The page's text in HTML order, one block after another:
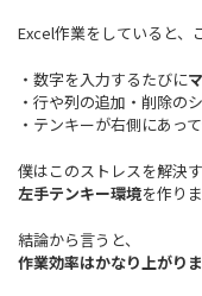
Excel作業をしていると、
・数字を入力するたびに
・行や列の追加・削除の
・テンキーが右側にあって
僕はこのストレスを解決
左手テンキー環境を作りま
結論から言うと、
作業効率はかなり上がりま